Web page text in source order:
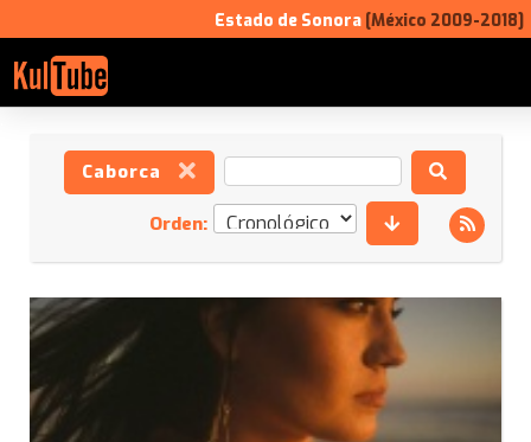
Estado de Sonora [México 2009-2018]
Caborca
Orden: